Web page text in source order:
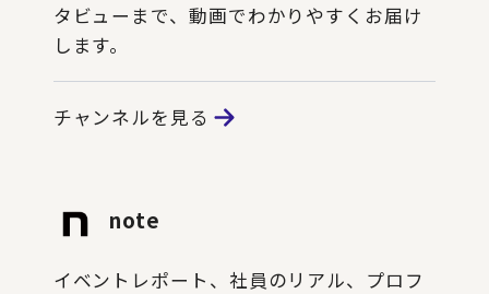
タビューまで、動画でわかりやすくお届け
します。
チャンネルを見る
note
イベントレポート、社員のリアル、プロフ